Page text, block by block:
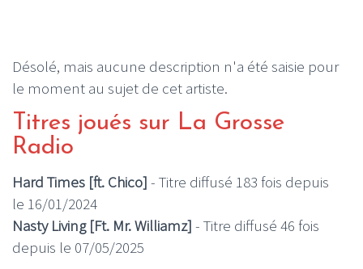
Désolé, mais aucune description n'a été saisie pour
le moment au sujet de cet artiste.
Titres joués sur La Grosse
Radio
Hard Times [ft. Chico] - Titre diffusé 183 fois depuis
le 16/01/2024
Nasty Living [Ft. Mr. Williamz] - Titre diffusé 46 fois
depuis le 07/05/2025